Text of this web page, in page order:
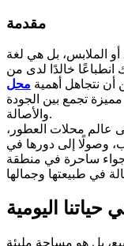
مقدمة
الملابس، بل هي لغة
خالدًا لدى من
نتجاهل أهمية محل
تجمع بين الجودة
والأصالة.
عالم محلات العطور،
وصولًا إلى دورها في
ساحرة في منطقة
اليومية
بل هو مساحة مليئة